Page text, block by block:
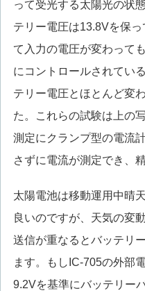
って受光する太陽光の状
テリー電圧は13.8Vを保
て入力の電圧が変わって
にコントロールされてい
テリー電圧とほとんど変
た。これらの試験は上の
測定にクランプ型の電流
さずに電流が測定でき、
太陽電池は移動運用中晴
良いのですが、天気の変
送信が重なるとバッテリ
ます。もしIC-705の外部
9.2Vを基準にバッテリー